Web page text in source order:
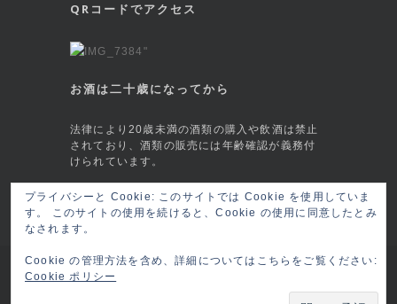
QRコードでアクセス
お酒は二十歳になってから
法律により20歳未満の酒類の購入や飲酒は禁止
されており、酒類の販売には年齢確認が義務付
けられています。
This site is protected by reCAPTCHA and
the GooglePrivacy PolicyandTerms of
Service
Copyright © 2026 六本木 BAR莨樽(ロウタル/
ロータル) RO-TARU Roppongi, Tokyo
プライバシーと Cookie: このサイトでは Cookie を使用していま
す。 このサイトの使用を続けると、Cookie の使用に同意したとみ
なされます。
Cookie の管理方法を含め、詳細についてはこちらをご覧ください:
Cookie ポリシー